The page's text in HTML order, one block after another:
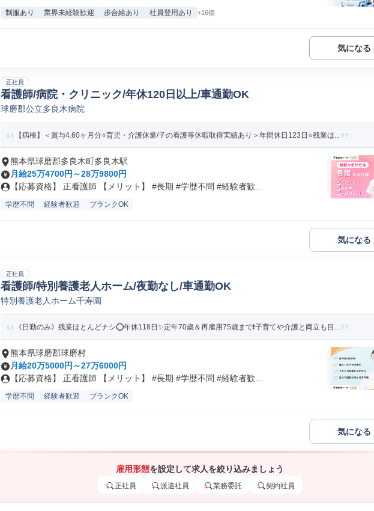
制服あり 業界未経験歓迎 歩合給あり 社員登用あり +16個
気になる
正社員
看護師/病院・クリニック/年休120日以上/車通勤OK
球磨郡公立多良木病院
【病棟】＜賞与4.60ヶ月分⭐育児・介護休業/子の看護等休暇取得実績あり＞年間休日123日⭐残業ほ...
熊本県球磨郡多良木町多良木駅
月給25万4700円～28万9800円
【応募資格】 正看護師 【メリット】 #長期 #学歴不問 #経験者歓...
学歴不問 経験者歓迎 ブランクOK
気になる
正社員
看護師/特別養護老人ホーム/夜勤なし/車通勤OK
特別養護老人ホーム千寿園
《日勤のみ》残業ほとんどナシ⭕年休118日✨定年70歳＆再雇用75歳まで❗️子育てや介護と両立も目...
熊本県球磨郡球磨村
月給20万5000円～27万6000円
【応募資格】 正看護師 【メリット】 #長期 #学歴不問 #経験者歓...
学歴不問 経験者歓迎 ブランクOK
気になる
雇用形態を設定して求人を絞り込みましょう
正社員 派遣社員 業務委託 契約社員